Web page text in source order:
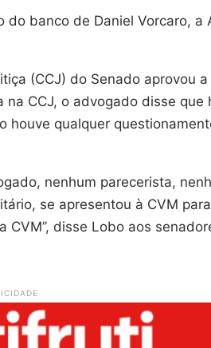
banco de Daniel Vorcaro, a
(CCJ) do Senado aprovou
CCJ, o advogado disse que
houve qualquer
nenhum parecerista,
se apresentou à CVM
CVM”, disse Lobo aos